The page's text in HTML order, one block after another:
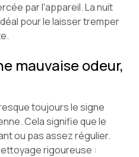
par l'appareil. La nuit
pour le laisser tremper
mauvaise odeur,
toujours le signe
Cela signifie que le
ou pas assez régulier.
rigoureuse :